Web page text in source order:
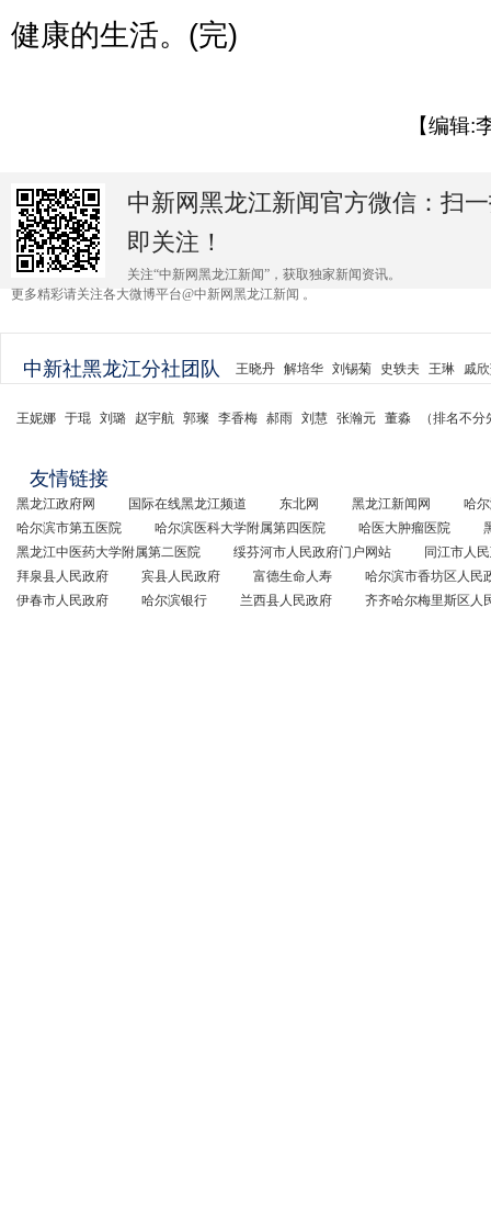
健康的生活。(完)
【编辑:
中新网黑龙江新闻官方微信：扫
即关注！
关注“中新网黑龙江新闻”，获取独家新闻资讯。
更多精彩请关注各大微博平台@中新网黑龙江新闻 。
中新社黑龙江分社团队 王晓丹 解培华 刘锡菊 史轶夫 王琳 戚
王妮娜 于琨 刘璐 赵宇航 郭璨 李香梅 郝雨 刘慧 张瀚元 董淼 （排名不
友情链接
黑龙江政府网 国际在线黑龙江频道 东北网 黑龙江新闻网
哈
哈尔滨市第五医院
哈尔滨医科大学附属第四医院 哈医大肿瘤医院
黑龙江中医药大学附属第二医院
绥芬河市人民政府门户网站
同江市人
拜泉县人民政府
宾县人民政府 富德生命人寿
哈尔滨市香坊区人民
伊春市人民政府
哈尔滨银行 兰西县人民政府 齐齐哈尔梅里斯区人